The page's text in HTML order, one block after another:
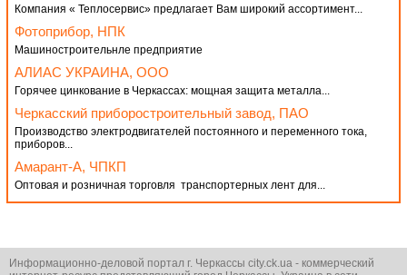
Компания « Теплосервис» предлагает Вам широкий ассортимент...
Фотоприбор, НПК
Машиностроительнле предприятие
АЛИАС УКРАИНА, ООО
Горячее цинкование в Черкассах: мощная защита металла...
Черкасский приборостроительный завод, ПАО
Производство электродвигателей постоянного и переменного тока,
приборов...
Амарант-А, ЧПКП
Оптовая и розничная торговля транспортерных лент для...
Информационно-деловой портал г. Черкассы city.ck.ua - коммерческий